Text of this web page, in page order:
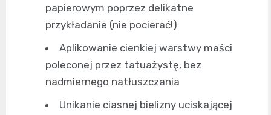
papierowym poprzez delikatne
przykładanie (nie pocierać!)
Aplikowanie cienkiej warstwy maści
poleconej przez tatuażystę, bez
nadmiernego natłuszczania
Unikanie ciasnej bielizny uciskającej